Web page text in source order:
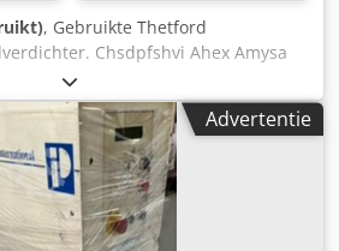
, Gebruikte Thetford
Chsdpfshvi Ahex Amysa
Advertentie